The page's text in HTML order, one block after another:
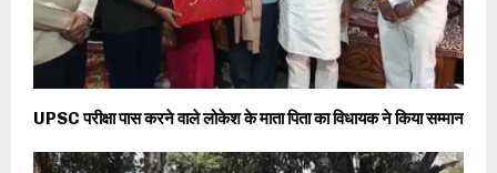
UPSC परीक्षा पास करने वाले लोकेश के माता पिता का विधायक ने किया सम्मान